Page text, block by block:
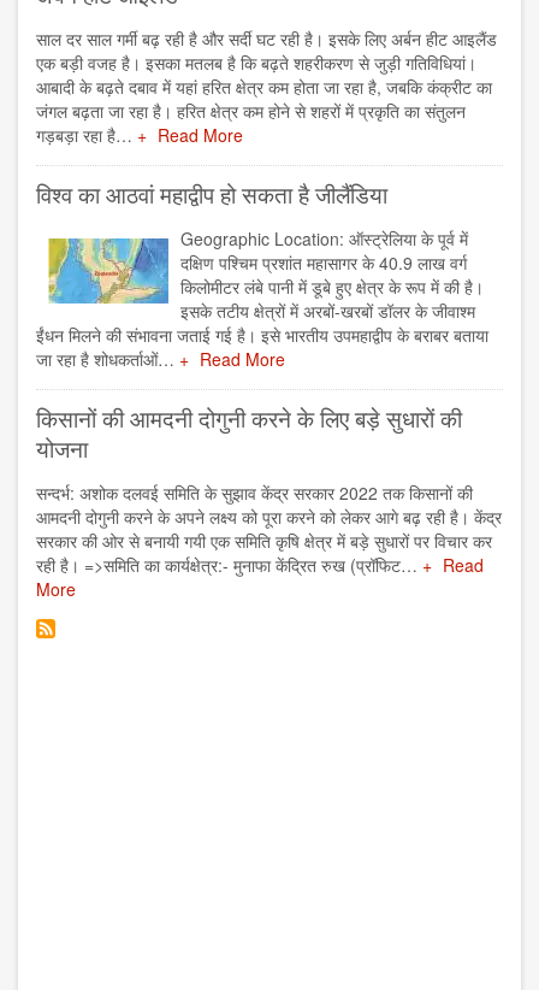
साल दर साल गर्मी बढ़ रही है और सर्दी घट रही है। इसके लिए अर्बन हीट आइलैंड
एक बड़ी वजह है। इसका मतलब है कि बढ़ते शहरीकरण से जुड़ी गतिविधियां।
आबादी के बढ़ते दबाव में यहां हरित क्षेत्र कम होता जा रहा है, जबकि कंक्रीट का
जंगल बढ़ता जा रहा है। हरित क्षेत्र कम होने से शहरों में प्रकृति का संतुलन
गड़बड़ा रहा है…
Read More
विश्व का आठवां महाद्वीप हो सकता है जीलैंडिया
Geographic Location: ऑस्ट्रेलिया के पूर्व में
दक्षिण पश्चिम प्रशांत महासागर के 40.9 लाख वर्ग
किलोमीटर लंबे पानी में डूबे हुए क्षेत्र के रूप में की है।
इसके तटीय क्षेत्रों में अरबों-खरबों डॉलर के जीवाश्म
ईंधन मिलने की संभावना जताई गई है। इसे भारतीय उपमहाद्वीप के बराबर बताया
जा रहा है शोधकर्ताओं…
Read More
किसानों की आमदनी दोगुनी करने के लिए बड़े सुधारों की
योजना
सन्दर्भ: अशोक दलवई समिति के सुझाव केंद्र सरकार 2022 तक किसानों की
आमदनी दोगुनी करने के अपने लक्ष्य को पूरा करने को लेकर आगे बढ़ रही है। केंद्र
सरकार की ओर से बनायी गयी एक समिति कृषि क्षेत्र में बड़े सुधारों पर विचार कर
रही है। =>समिति का कार्यक्षेत्र:- मुनाफा केंद्रित रुख (प्रॉफिट…
Read
More